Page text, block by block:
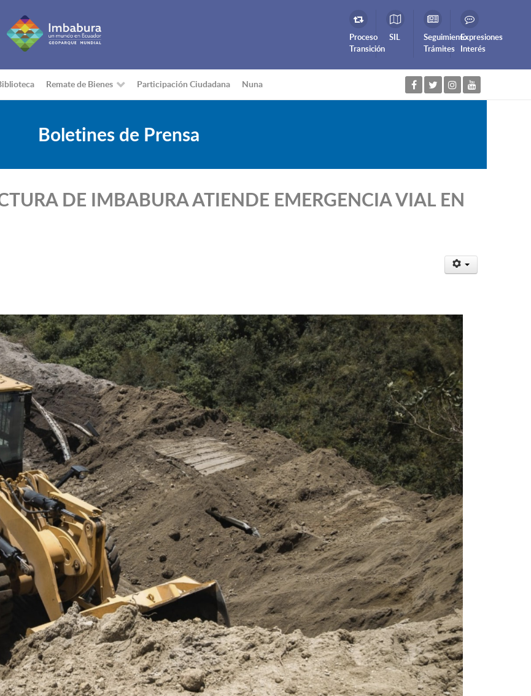
Proceso
Transición
SIL
Seguimiento
Trámites
Expresiones
Interés
Remate de Bienes Participación Ciudadana Nuna
Boletines de Prensa
DE IMBABURA ATIENDE EMERGENCIA VIAL EN